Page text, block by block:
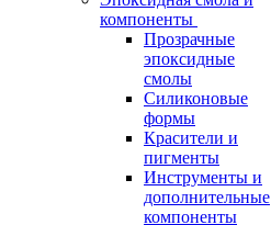
компоненты
Прозрачные
эпоксидные
смолы
Силиконовые
формы
Красители и
пигменты
Инструменты и
дополнительные
компоненты